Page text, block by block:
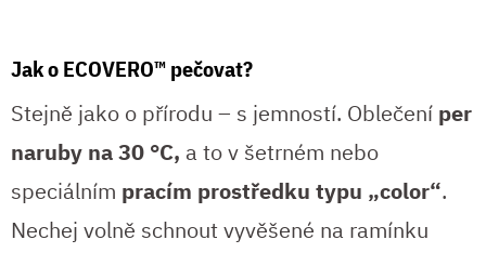
Jak o ECOVERO™ pečovat?
Stejně jako o přírodu – s jemností. Oblečení per
naruby na 30 °C, a to v šetrném nebo
speciálním pracím prostředku typu „color“.
Nechej volně schnout vyvěšené na ramínku